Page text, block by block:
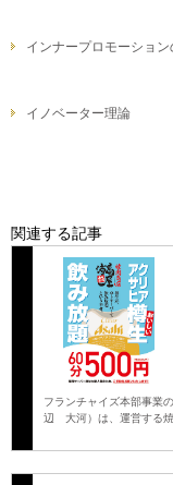
インナープロモーショ
イノベーター理論
関連する記事
フランチャイズ本部事業
辺 大河）は、運営する